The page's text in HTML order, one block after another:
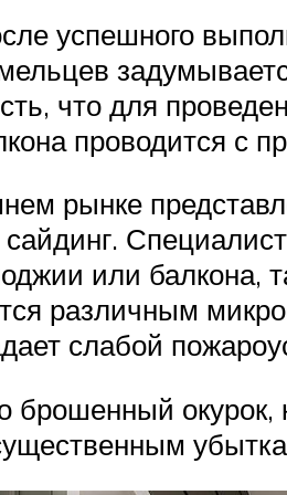
успешного
что для
проводится с
рынке
или балкона,
различным
слабой
брошенный окурок,